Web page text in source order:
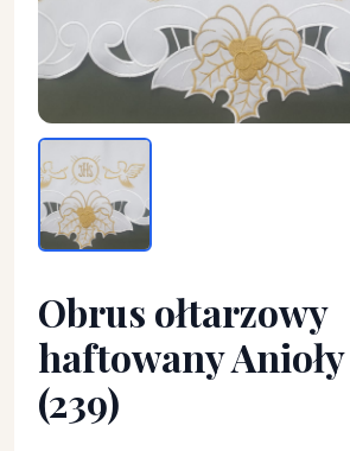
Obrus ołtarzowy haftowany Anioły +
Obrus ołtarzowy
haftowany
(239)